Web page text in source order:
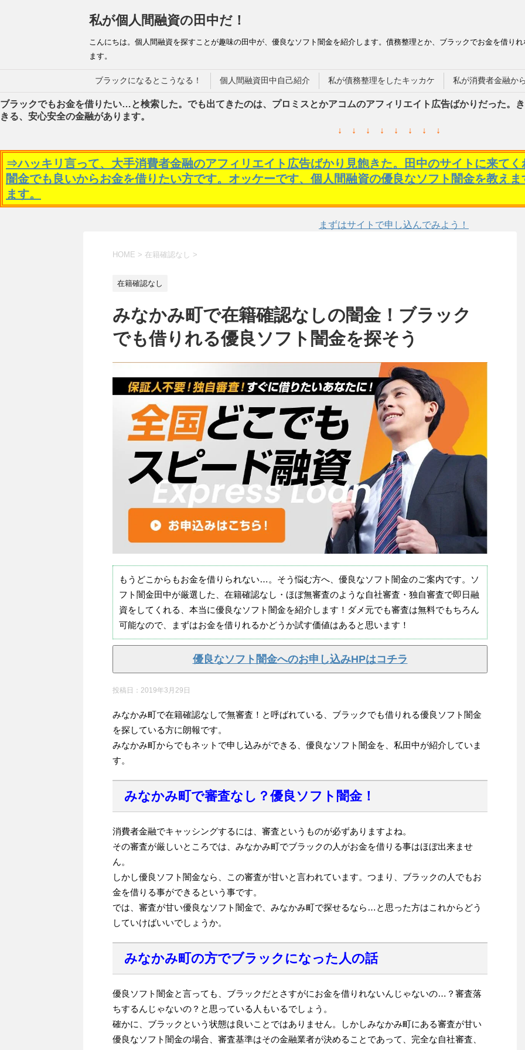
私が個人間融資の田中だ！
こんにちは。個人間融資を探すことが趣味の田中が、優良なソフト闇金を紹介します。債務整理とか、ブラックでお金を借り
ます。
ブラックになるとこうなる！ 個人間融資田中自己紹介 私が債務整理をしたキッカケ 私が消費者金融か
ブラックでもお金を借りたい…と検索した。でも出てきたのは、プロミスとかアコムのアフィリエイト広告ばかりだった。
きる、安心安全の金融があります。
↓ ↓ ↓ ↓ ↓ ↓ ↓ ↓
⇒ハッキリ言って、大手消費者金融のアフィリエイト広告ばかり見飽きた。田中のサイトに来て
闇金でも良いからお金を借りたい方です。オッケーです、個人間融資の優良なソフト闇金を教え
ます。
まずはサイトで申し込んでみよう！
HOME > 在籍確認なし >
在籍確認なし
みなかみ町で在籍確認なしの闇金！ブラック
でも借りれる優良ソフト闇金を探そう
もうどこからもお金を借りられない…。そう悩む方へ、優良なソフト闇金のご案内です。ソ
フト闇金田中が厳選した、在籍確認なし・ほぼ無審査のような自社審査・独自審査で即日融
資をしてくれる、本当に優良なソフト闇金を紹介します！ダメ元でも審査は無料でもちろん
可能なので、まずはお金を借りれるかどうか試す価値はあると思います！
優良なソフト闇金へのお申し込みHPはコチラ
投稿日： 2019年3月29日
みなかみ町で在籍確認なしで無審査！と呼ばれている、ブラックでも借りれる優良ソフト闇金
を探している方に朗報です。
みなかみ町からでもネットで申し込みができる、優良なソフト闇金を、私田中が紹介していま
す。
みなかみ町で審査なし？優良ソフト闇金！
消費者金融でキャッシングするには、審査というものが必ずありますよね。
その審査が厳しいところでは、みなかみ町でブラックの人がお金を借りる事はほぼ出来ませ
ん。
しかし優良ソフト闇金なら、この審査が甘いと言われています。つまり、ブラックの人でもお
金を借りる事ができるという事です。
では、審査が甘い優良なソフト闇金で、みなかみ町で探せるなら…と思った方はこれからどう
していけばいいでしょうか。
みなかみ町の方でブラックになった人の話
優良ソフト闇金と言っても、ブラックだとさすがにお金を借りれないんじゃないの…？審査落
ちするんじゃないの？と思っている人もいるでしょう。
確かに、ブラックという状態は良いことではありません。しかしみなかみ町にある審査が甘い
優良なソフト闇金の場合、審査基準はその金融業者が決めることであって、完全な自社審査、